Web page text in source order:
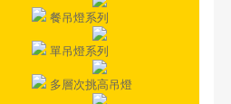
餐吊燈系列
單吊燈系列
多層次挑高吊燈